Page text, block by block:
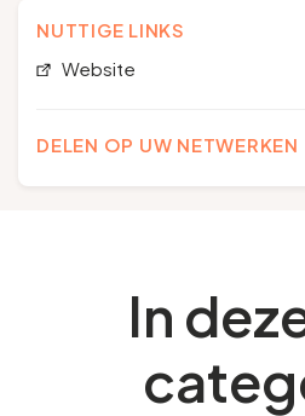
NUTTIGE LINKS
Website
DELEN OP UW NETWERKEN
In